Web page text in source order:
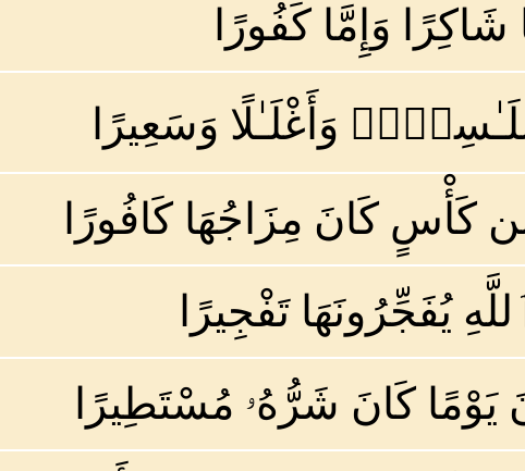
شَاكِرًا وَإِمَّا كَفُورًا
سَلَـٰسِلَا۟ وَأَغْلَـٰلًا وَسَعِيرًا
كَأْسٍ كَانَ مِزَاجُهَا كَافُورًا
يُفَجِّرُونَهَا تَفْجِيرًا
يَوْمًا كَانَ شَرُّهُۥ مُسْتَطِيرًا